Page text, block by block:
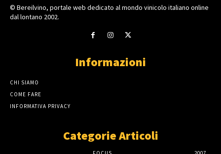
© Bereilvino, portale web dedicato al mondo vinicolo italiano online
dal lontano 2002.
Informazioni
CHI SIAMO
COME FARE
INFORMATIVA PRIVACY
Categorie Articoli